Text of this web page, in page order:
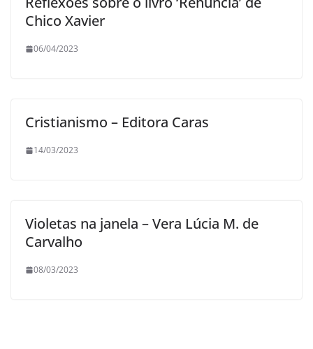
Chico Xavier
06/04/2023
Cristianismo – Editora Caras
14/03/2023
Violetas na janela – Vera Lúcia M. de
Carvalho
08/03/2023